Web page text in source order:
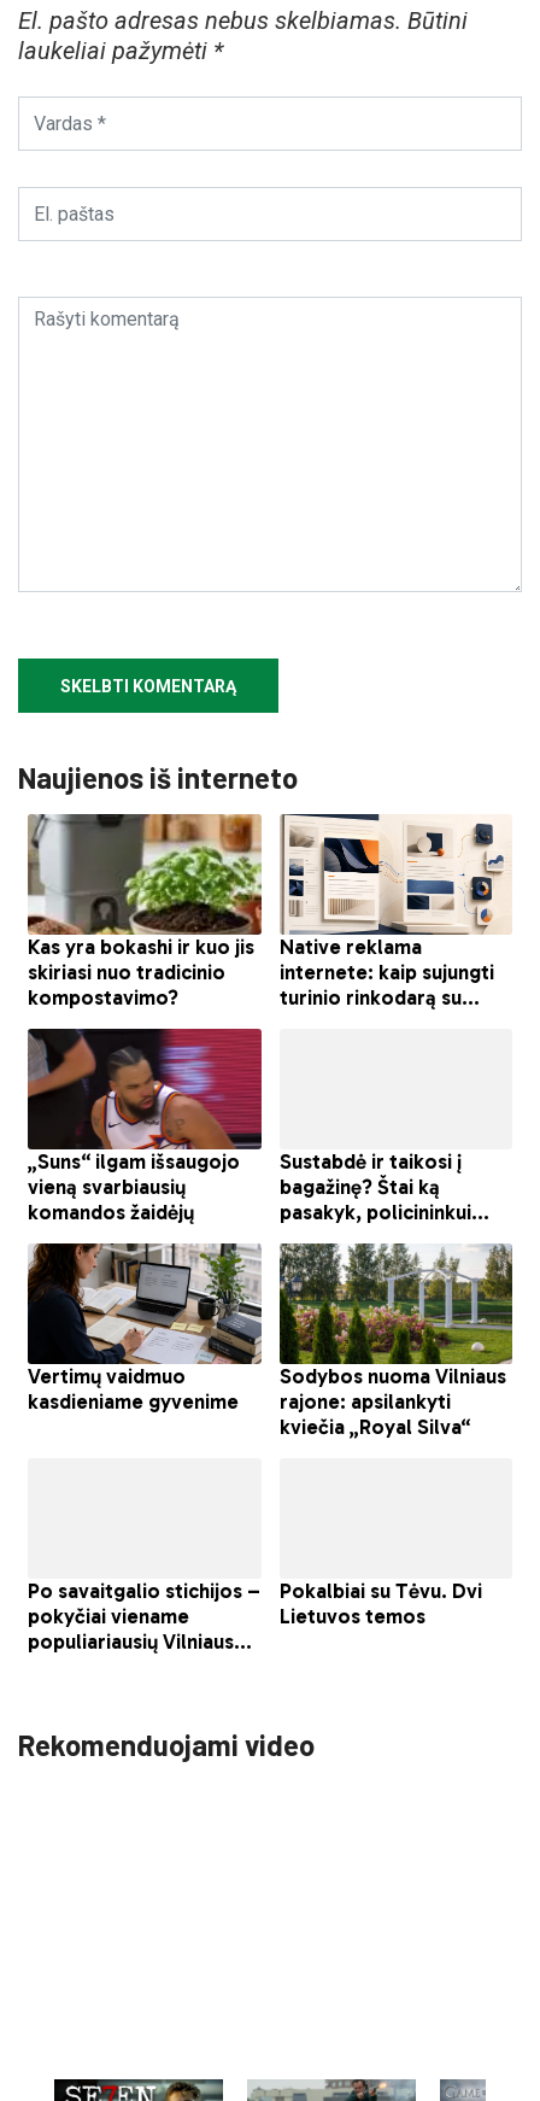
El. pašto adresas nebus skelbiamas. Būtini
laukeliai pažymėti *
Naujienos iš interneto
Rekomenduojami video